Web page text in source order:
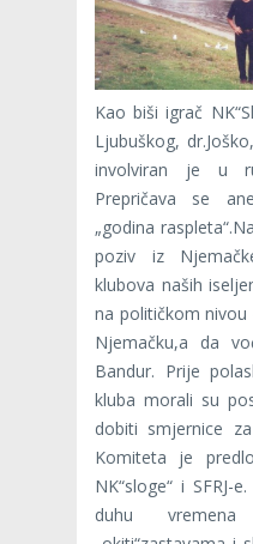
Kao biši igrač
Ljubuškog,
involviran je u
Prepričava se
„godina
poziv iz
klubova naših
na političkom nivou
Njemačku,a da
Bandur. Prije
kluba morali su
dobiti smjernice
Komiteta je
NK“sloge“ i
duhu